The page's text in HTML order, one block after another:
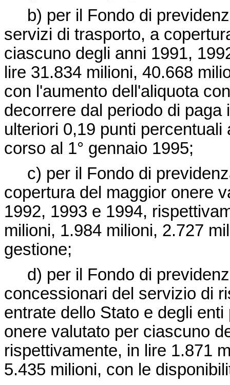
b) per il Fondo di
servizi di trasporto, a
ciascuno degli anni 1991,
lire 31.834 milioni, 40.668
con l'aumento dell'aliquota
decorrere dal periodo di paga
ulteriori 0,19 punti
corso al 1° gennaio 1995;
c) per il Fondo di
copertura del maggior onere
1992, 1993 e 1994,
milioni, 1.984 milioni, 2.727
gestione;
d) per il Fondo di
concessionari del servizio di
entrate dello Stato e degli
onere valutato per ciascuno
rispettivamente, in lire 1.871
5.435 milioni, con le